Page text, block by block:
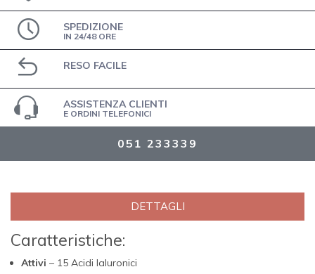
SPEDIZIONE
IN 24/48 ORE
RESO FACILE
ASSISTENZA CLIENTI
E ORDINI TELEFONICI
051 233339
DETTAGLI
Caratteristiche:
Attivi – 15 Acidi Ialuronici